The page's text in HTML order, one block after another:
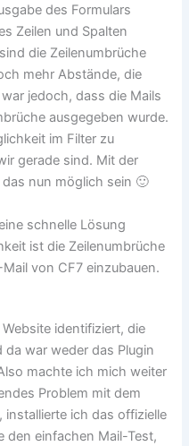
des Formulars
Zeilen und Spalten
die Zeilenumbrüche
mehr Abstände, die
jedoch, dass die Mails
ausgegeben wurde.
im Filter zu
gerade sind. Mit der
nun möglich sein 🙂
schnelle Lösung
ist die Zeilenumbrüche
von CF7 einzubauen.
identifiziert, die
war weder das Plugin
machte ich mich weiter
Problem mit dem
installierte ich das offizielle
den einfachen Mail-Test,